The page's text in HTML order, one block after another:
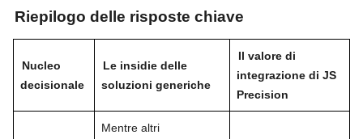
Riepilogo delle risposte chiave
Nucleo
decisionale
Le insidie ​​delle
soluzioni generiche
Il valore di
integrazione di JS
Precision
Mentre altri